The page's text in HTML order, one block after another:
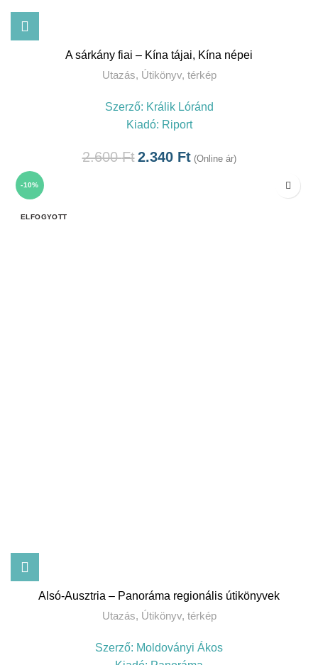
A sárkány fiai – Kína tájai, Kína népei
Utazás, Útikönyv, térkép
Szerző: Králik Lóránd
Kiadó: Riport
2.600Ft 2.340 Ft (Online ár)
-10%
ELFOGYOTT
Alsó-Ausztria – Panoráma regionális útikönyvek
Utazás, Útikönyv, térkép
Szerző: Moldoványi Ákos